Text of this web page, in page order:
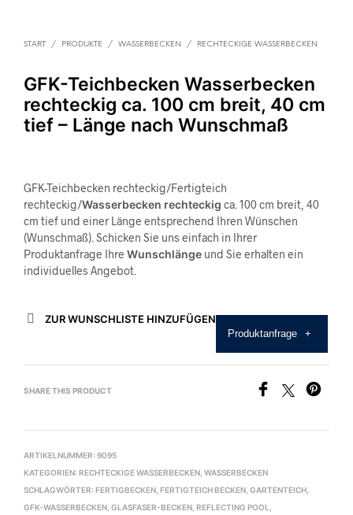
START / PRODUKTE / WASSERBECKEN / RECHTECKIGE WASSERBECKEN
GFK-Teichbecken Wasserbecken
rechteckig ca. 100 cm breit, 40 cm
tief – Länge nach Wunschmaß
GFK-Teichbecken rechteckig/Fertigteich
rechteckig/Wasserbecken rechteckig ca. 100 cm breit, 40
cm tief und einer Länge entsprechend Ihren Wünschen
(Wunschmaß). Schicken Sie uns einfach in Ihrer
Produktanfrage Ihre Wunschlänge und Sie erhalten ein
individuelles Angebot.
Produktanfrage +
ZUR WUNSCHLISTE HINZUFÜGEN
SHARE THIS PRODUCT
ARTIKELNUMMER: 9095
KATEGORIEN: RECHTECKIGE WASSERBECKEN WASSERBECKEN
SCHLAGWÖRTER: FERTIGBECKEN FERTIGTEICH BECKEN GARTENTEICH
GFK-WASSERBECKEN GLASFASER-BECKEN REFLECTING POOL